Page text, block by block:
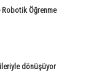
Robotik Öğrenme
dönüşüyor